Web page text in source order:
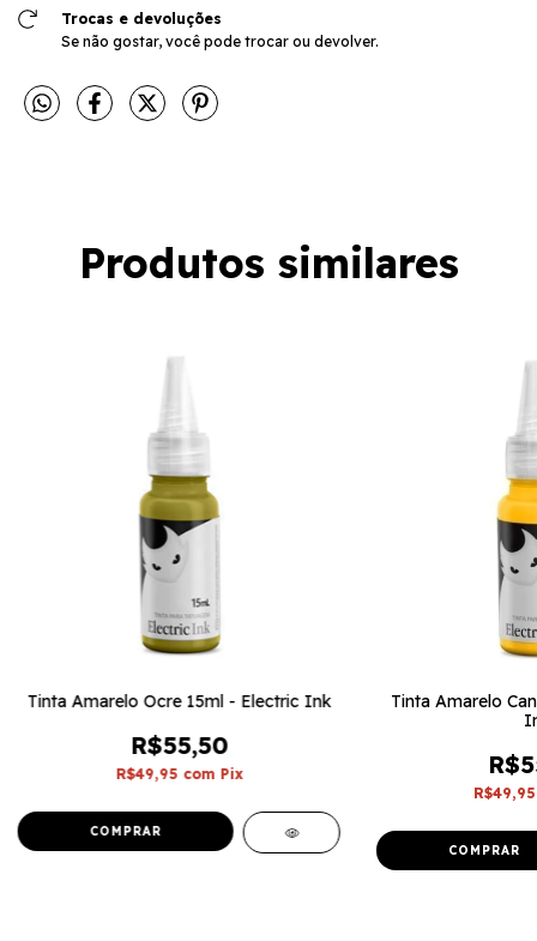
Trocas e devoluções
Se não gostar, você pode trocar ou devolver.
Produtos similares
Tinta Amarelo Ocre 15ml - Electric Ink
R$55,50
R$49,95 com Pix
Tinta Amarelo